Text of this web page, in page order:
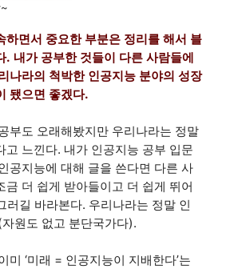
하면서 중요한 부분은 정리를 해서 블
. 내가 공부한 것들이 다른 사람들에
나라의 척박한 인공지능 분야의 성장
됐으면 좋겠다.
부도 오래해봤지만 우리나라는 정말
고 느낀다. 내가 인공지능 공부 입문
공지능에 대해 글을 쓴다면 다른 사
금 더 쉽게 받아들이고 더 쉽게 뛰어
러길 바라본다. 우리나라는 정말 인
원도 없고 분단국가다).
미 ‘미래 = 인공지능이 지배한다’는